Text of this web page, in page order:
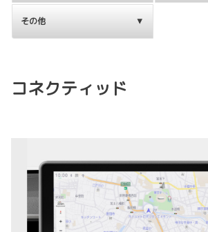
その他
コネクティッド